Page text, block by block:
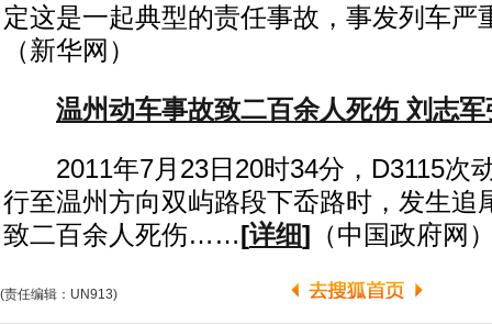
定这是一起典型的责任事故，事发列车
（新华网）
温州动车事故致二百余人死伤 刘志
2011年7月23日20时34分，D3115次
行至温州方向双屿路段下岙路时，发生追
致二百余人死伤……[详细] （中国政府网
(责任编辑：UN913)